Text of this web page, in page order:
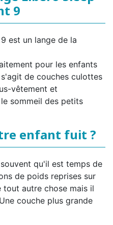
9
est un lange de la
pour les enfants
s'agit de couches culottes
vêtement et
sommeil des petits
enfant fuit ?
qu'il est temps de
de poids reprises sur
autre chose mais il
couche plus grande